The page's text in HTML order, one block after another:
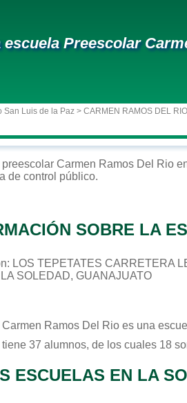
escuela Preescolar
San Luis de la Paz > CARMEN RAMOS DEL RIO
preescolar Carmen Ramos Del Rio
de control público.
SOBRE LA
LOS TEPETATES CARRETERA
SOLEDAD, GUANAJUATO
Carmen Ramos Del Rio es una
tiene 37 alumnos, de los cuales 18
ESCUELAS EN LA